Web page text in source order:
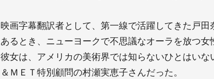
映画字幕翻訳者として、第一線で活躍してきた戸田
あるとき、ニューヨークで不思議なオーラを放つ女
彼女は、アメリカの美術界では知らないひとはい
＆ＭＥＴ特別顧問の村瀬実恵子さんだった。